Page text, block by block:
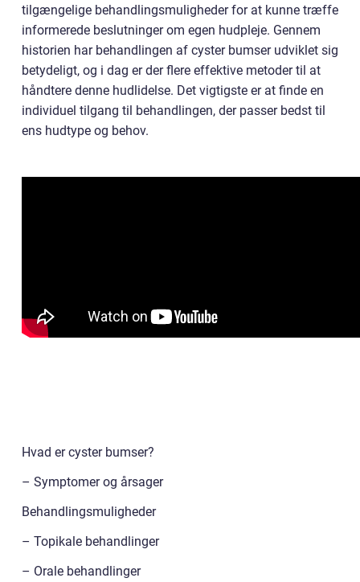
tilgængelige behandlingsmuligheder for at kunne træffe
informerede beslutninger om egen hudpleje. Gennem
historien har behandlingen af cyster bumser udviklet sig
betydeligt, og i dag er der flere effektive metoder til at
håndtere denne hudlidelse. Det vigtigste er at finde en
individuel tilgang til behandlingen, der passer bedst til
ens hudtype og behov.
Hvad er cyster bumser?
– Symptomer og årsager
Behandlingsmuligheder
– Topikale behandlinger
– Orale behandlinger